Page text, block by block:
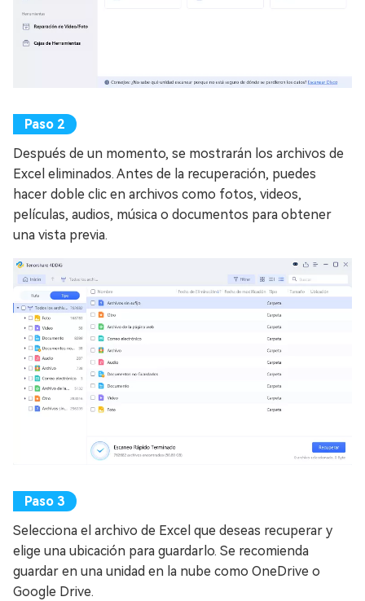
Después de un momento, se mostrarán los archivos de
Excel eliminados. Antes de la recuperación, puedes
hacer doble clic en archivos como fotos, videos,
películas, audios, música o documentos para obtener
una vista previa.
Selecciona el archivo de Excel que deseas recuperar y
elige una ubicación para guardarlo. Se recomienda
guardar en una unidad en la nube como OneDrive o
Google Drive.